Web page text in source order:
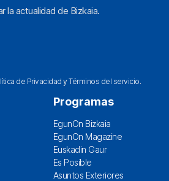
la actualidad de Bizkaia.
de PrivacidadyTérminos del servicio.
Programas
EgunOn Bizkaia
EgunOn Magazine
Euskadin Gaur
Es Posible
Asuntos Exteriores